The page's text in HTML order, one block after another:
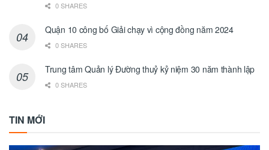
0 SHARES
Quận 10 công bố Giải chạy vì cộng đồng năm 2024
0 SHARES
Trung tâm Quản lý Đường thuỷ kỷ niệm 30 năm thành lập
0 SHARES
TIN MỚI